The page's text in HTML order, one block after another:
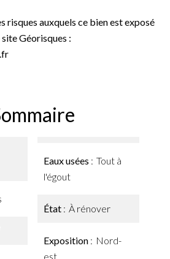
risques auxquels ce bien est exposé
Géorisques :
Eaux usées
Tout à
l'égout
État À rénover
Exposition
Nord-
est